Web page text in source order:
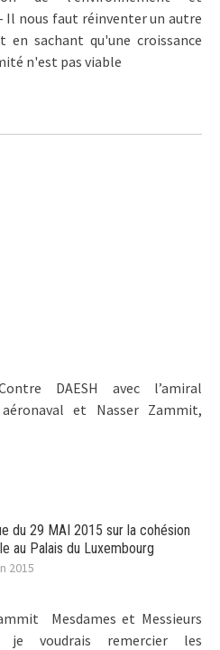
Il nous faut réinventer un autre
en sachant qu'une croissance
n'est pas viable
DAESH avec l’amiral
et Nasser Zammit,
du 29 MAI 2015 sur la cohésion
au Palais du Luxembourg
2015
Mesdames et Messieurs
je voudrais remercier les